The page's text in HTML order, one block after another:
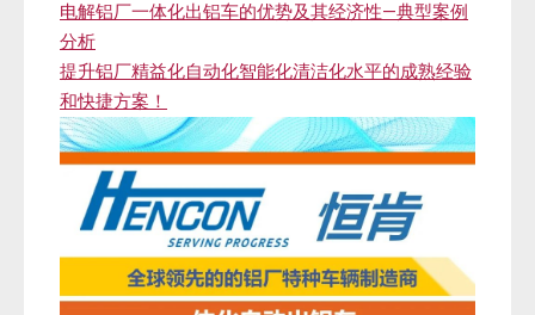
电解铝厂一体化出铝车的优势及其经济性—典型案例
分析
提升铝厂精益化自动化智能化清洁化水平的成熟经验
和快捷方案！